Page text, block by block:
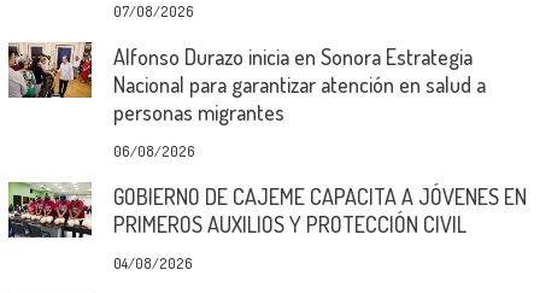
07/08/2026
Alfonso Durazo inicia en Sonora Estrategia
Nacional para garantizar atención en salud a
personas migrantes
06/08/2026
GOBIERNO DE CAJEME CAPACITA A JÓVENES EN
PRIMEROS AUXILIOS Y PROTECCIÓN CIVIL
04/08/2026